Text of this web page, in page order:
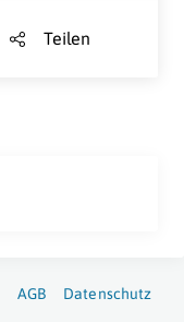
Teilen
AGB Datenschutz